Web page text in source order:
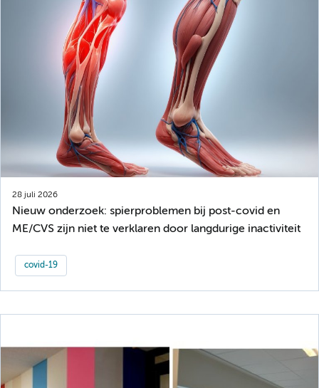
28 juli 2026
Nieuw onderzoek: spierproblemen bij post-covid en
ME/CVS zijn niet te verklaren door langdurige inactiviteit
covid-19